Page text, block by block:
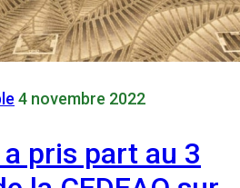
4 novembre 2022
pris part au 3